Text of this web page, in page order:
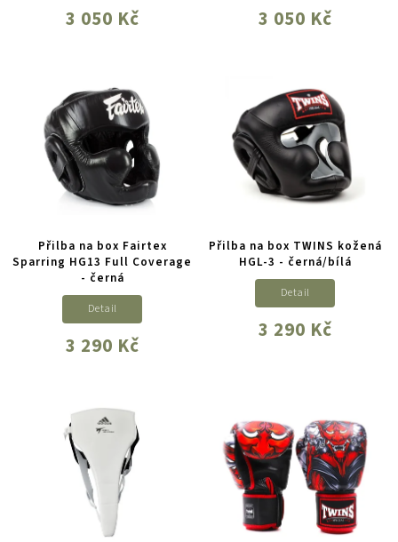
3 050 Kč 3 050 Kč
Přilba na box Fairtex
Sparring HG13 Full Coverage
- černá
3 290 Kč
Detail
Přilba na box TWINS kožená
HGL-3 - černá/bílá
3 290 Kč
Detail